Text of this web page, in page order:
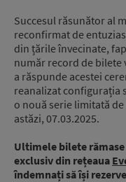
Succesul răsunător al
reconfirmat de
din țările învecinate,
număr record de bilete
a răspunde acestei
reanalizat configurația
o nouă serie limitată
astăzi, 07.03.2025.
Ultimele bilete
exclusiv din rețeaua
îndemnați să își